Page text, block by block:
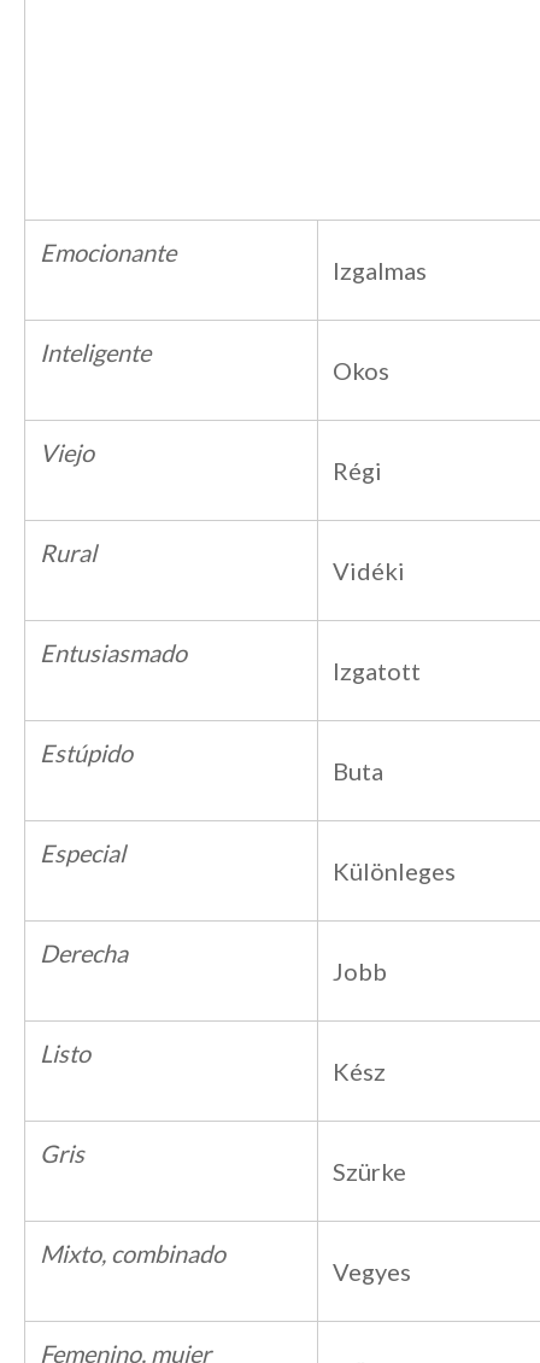
Emocionante
Izgalmas
Inteligente
Okos
Viejo
Régi
Rural
Vidéki
Entusiasmado
Izgatott
Estúpido
Buta
Especial
Különleges
Derecha
Jobb
Listo
Kész
Gris
Szürke
Mixto, combinado
Vegyes
Femenino, mujer